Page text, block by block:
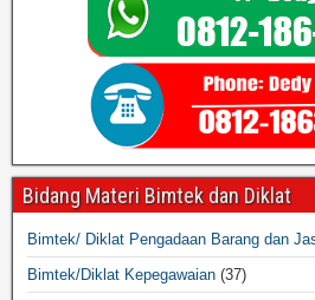
Bidang Materi Bimtek dan Diklat
Bimtek/ Diklat Pengadaan Barang dan
Bimtek/Diklat Kepegawaian (37)